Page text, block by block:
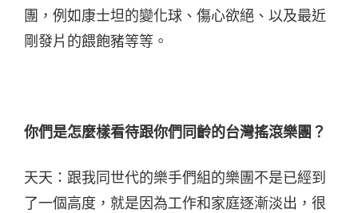
團，例如康士坦的變化球、傷心欲絕、以及最近
剛發片的餵飽豬等等。
你們是怎麼樣看待跟你們同齡的台灣搖滾樂團？
天天：跟我同世代的樂手們組的樂團不是已經到
了一個高度，就是因為工作和家庭逐漸淡出，很